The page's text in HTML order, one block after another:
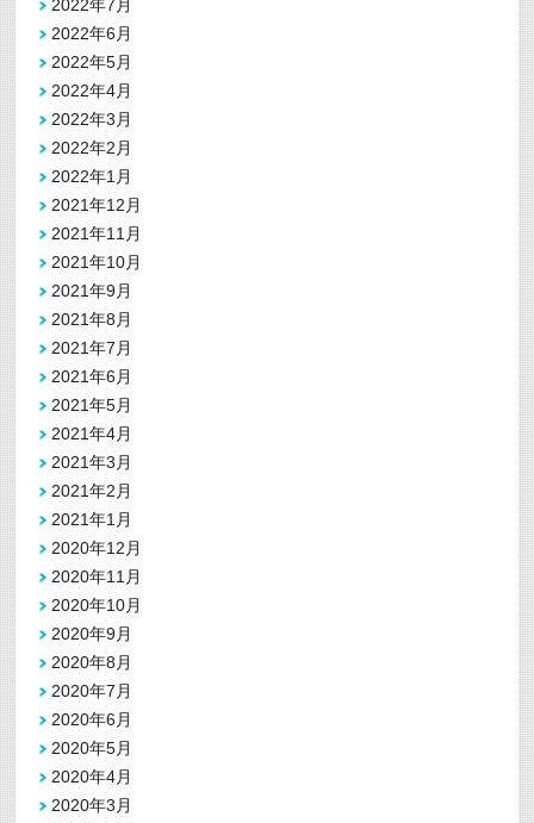
2022年7月
2022年6月
2022年5月
2022年4月
2022年3月
2022年2月
2022年1月
2021年12月
2021年11月
2021年10月
2021年9月
2021年8月
2021年7月
2021年6月
2021年5月
2021年4月
2021年3月
2021年2月
2021年1月
2020年12月
2020年11月
2020年10月
2020年9月
2020年8月
2020年7月
2020年6月
2020年5月
2020年4月
2020年3月